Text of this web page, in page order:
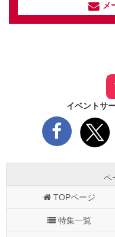
メ
イベントサ
ペ
TOPページ
特集一覧